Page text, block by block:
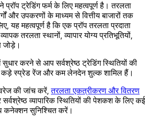
ट्रेडिंग फर्म के लिए महत्वपूर्ण है। तरलता
और उपकरणों के माध्यम से वित्तीय बाजारों तक
यह महत्वपूर्ण है कि एक प्रॉप तरलता प्रदाता
तरलता स्थानों, व्यापार योग्य प्रतिभूतियों,
करने से आप सर्वश्रेष्ठ ट्रेडिंग स्थितियों की
स्प्रेड रेंज और कम लेनदेन शुल्क शामिल हैं।
की जांच करें,तरलता एकत्रीकरण और वितरण
व्यापारिक स्थितियों की पेशकश के लिए कई
कनेक्शन सुनिश्चित करें।